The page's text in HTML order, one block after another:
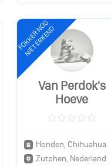
FOKKER NOG
NIET ERKEND
Van Perdok's
Hoeve
Honden, Chihuahua
Zutphen, Nederland